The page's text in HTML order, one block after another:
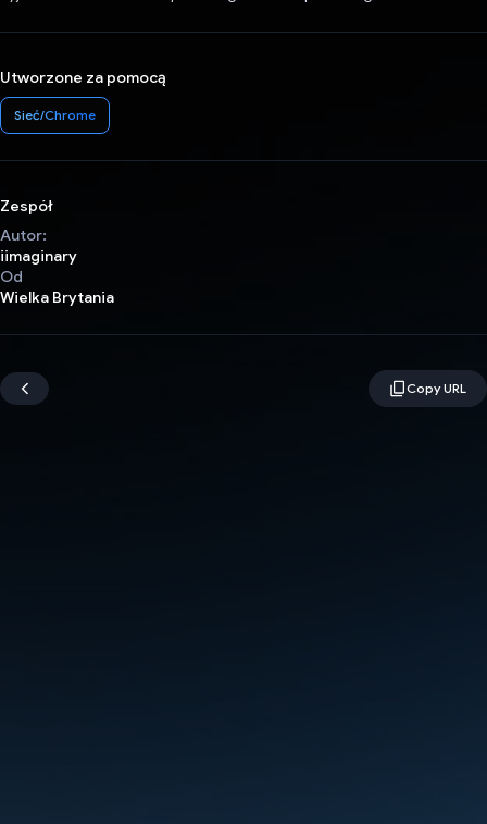
Utworzone za pomocą
Sieć/Chrome
Zespół
Autor:
iimaginary
Od
Wielka Brytania